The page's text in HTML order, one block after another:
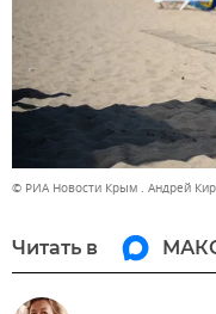
© РИА Новости Крым . Андрей
Читать в